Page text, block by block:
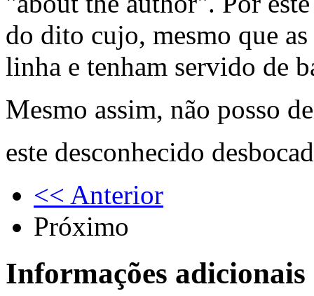
do dito cujo, mesmo que
linha e tenham servido de
Mesmo assim, não posso
este desconhecido
<< Anterior
Próximo
Informações adicionais